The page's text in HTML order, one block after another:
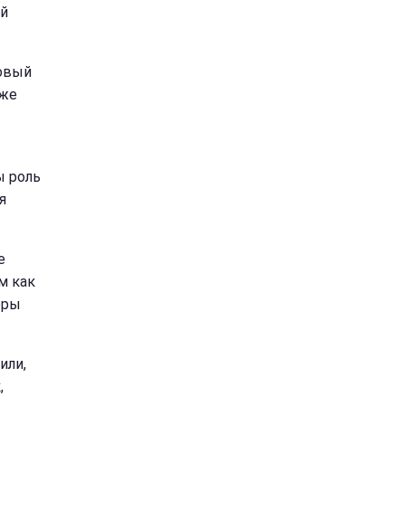
роль
как